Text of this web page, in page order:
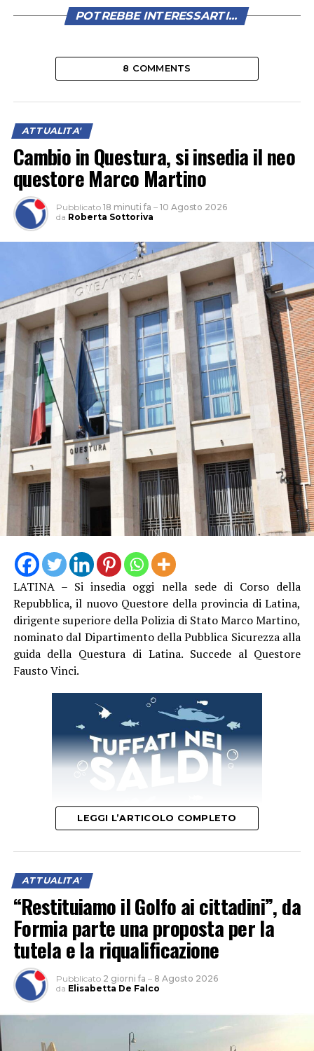
POTREBBE INTERESSARTI...
8 COMMENTS
ATTUALITA'
Cambio in Questura, si insedia il neo
questore Marco Martino
Pubblicato 18 minuti fa – 10 Agosto 2026
da Roberta Sottoriva
LATINA – Si insedia oggi nella sede di Corso della
Repubblica, il nuovo Questore della provincia di Latina,
dirigente superiore della Polizia di Stato Marco Martino,
nominato dal Dipartimento della Pubblica Sicurezza alla
guida della Questura di Latina. Succede al Questore
Fausto Vinci.
Prima del consueto incontro con la stampa, il neo
questore presiederà una breve cerimonia con la
deposizione di una corona d’alloro al Monumento ai
Caduti “quale omaggio ai caduti della Polizia di Stato e a
quanti hanno sacrificato la propria vita al servizio delle
Istituzioni”.
LEGGI L’ARTICOLO COMPLETO
ATTUALITA'
“Restituiamo il Golfo ai cittadini”, da
Formia parte una proposta per la
tutela e la riqualificazione
Pubblicato 2 giorni fa – 8 Agosto 2026
da Elisabetta De Falco